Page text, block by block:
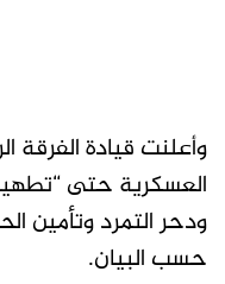
وأعلنت قيادة الفرقة
العسكرية حتى
ودحر التمرد وتأمين
حسب البيان.